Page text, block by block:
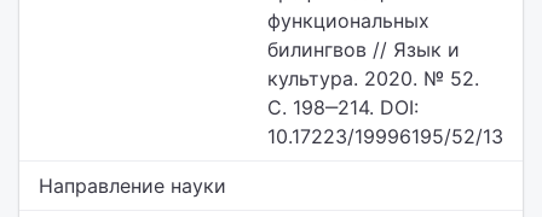
функциональных
билингвов // Язык и
культура. 2020. № 52.
С. 198‒214. DOI:
10.17223/19996195/52/13
Направление науки